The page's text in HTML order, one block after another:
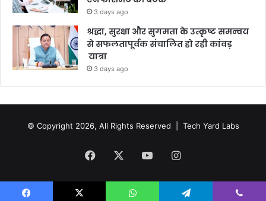
3 days ago
श्रद्धा, सुरक्षा और सुगमता के उत्कृष्ट समन्वय
से सफलतापूर्वक संचालित हो रही कांवड़
यात्रा
3 days ago
© Copyright 2026, All Rights Reserved | Tech Yard Labs
Facebook YouTubeInstagram